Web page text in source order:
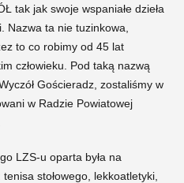
tak jak swoje wspaniałe dzieła
Nazwa ta nie tuzinkowa,
to co robimy od 45 lat
człowieku. Pod taką nazwą
Gościeradz, zostaliśmy w
w Radzie Powiatowej
LZS-u oparta była na
stołowego, lekkoatletyki,